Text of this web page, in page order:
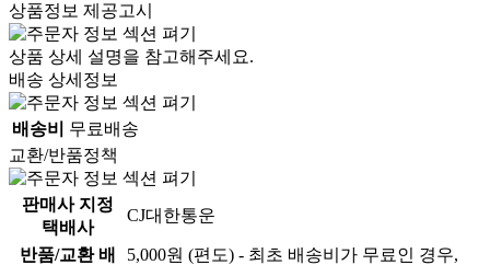
상품정보 제공고시
상품 상세 설명을 참고해주세요.
배송 상세정보
배송비
무료배송
교환/반품정책
판매사 지정
택배사
CJ대한통운
반품/교환 배
5,000원 (편도) - 최초 배송비가 무료인 경우,